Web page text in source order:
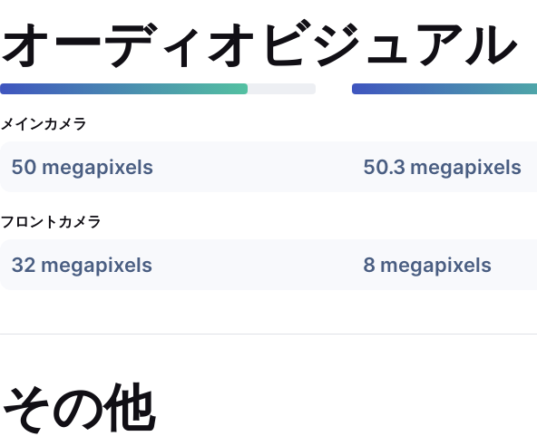
オーディオビジュアル
メインカメラ
50 megapixels 50.3 megapixels
フロントカメラ
32 megapixels 8 megapixels
その他